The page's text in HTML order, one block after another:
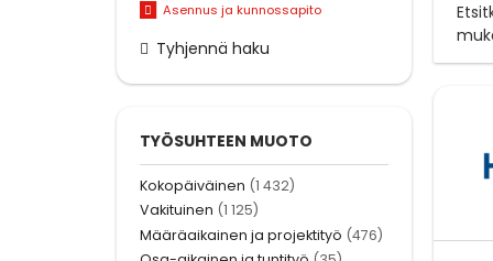
Asennus ja kunnossapito
Tyhjennä haku
TYÖSUHTEEN MUOTO
Kokopäiväinen (1 432)
Vakituinen (1 125)
Määräaikainen ja projektityö (476)